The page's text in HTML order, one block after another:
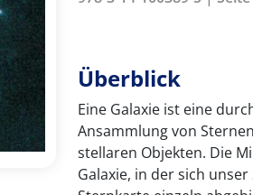
Überblick
Eine Galaxie ist eine
Ansammlung von
stellaren Objekten. Die
Galaxie, in der sich